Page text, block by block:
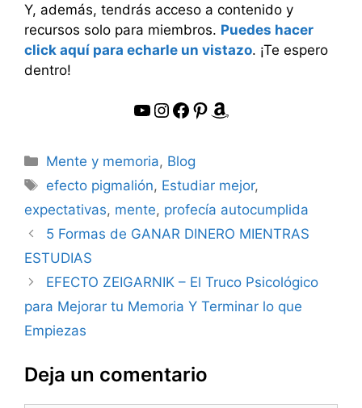
Y, además, tendrás acceso a contenido y
recursos solo para miembros. Puedes hacer
click aquí para echarle un vistazo. ¡Te espero
dentro!
YouTube
Instagram
Facebook
Pinterest
Amazon
Categorías
Mente y memoria, Blog
Etiquetas
efecto pigmalión, Estudiar mejor,
expectativas, mente, profecía autocumplida
5 Formas de GANAR DINERO MIENTRAS
ESTUDIAS
EFECTO ZEIGARNIK – El Truco Psicológico
para Mejorar tu Memoria Y Terminar lo que
Empiezas
Deja un comentario